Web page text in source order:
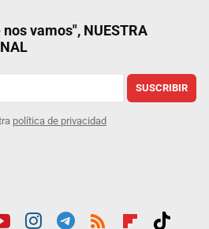
vamos", NUESTRA
SUSCRIBIR
política de privacidad